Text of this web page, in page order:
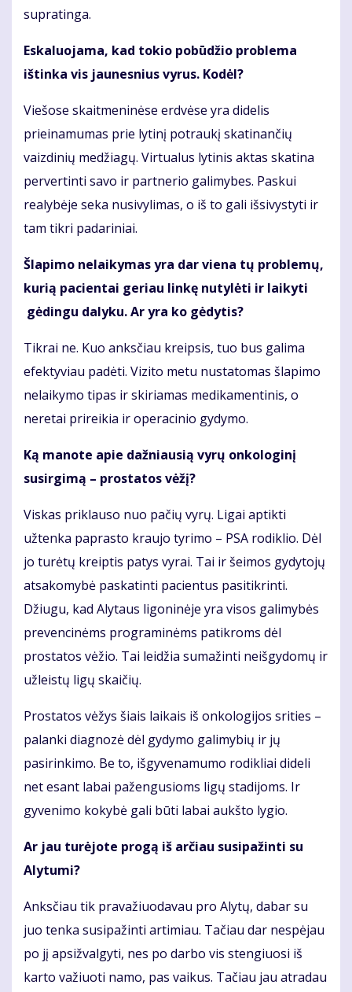
supratinga.
Eskaluojama, kad tokio pobūdžio problema
ištinka vis jaunesnius vyrus. Kodėl?
Viešose skaitmeninėse erdvėse yra didelis
prieinamumas prie lytinį potraukį skatinančių
vaizdinių medžiagų. Virtualus lytinis aktas skatina
pervertinti savo ir partnerio galimybes. Paskui
realybėje seka nusivylimas, o iš to gali išsivystyti ir
tam tikri padariniai.
Šlapimo nelaikymas yra dar viena tų problemų,
kurią pacientai geriau linkę nutylėti ir laikyti
gėdingu dalyku. Ar yra ko gėdytis?
Tikrai ne. Kuo anksčiau kreipsis, tuo bus galima
efektyviau padėti. Vizito metu nustatomas šlapimo
nelaikymo tipas ir skiriamas medikamentinis, o
neretai prireikia ir operacinio gydymo.
Ką manote apie dažniausią vyrų onkologinį
susirgimą – prostatos vėžį?
Viskas priklauso nuo pačių vyrų. Ligai aptikti
užtenka paprasto kraujo tyrimo – PSA rodiklio. Dėl
jo turėtų kreiptis patys vyrai. Tai ir šeimos gydytojų
atsakomybė paskatinti pacientus pasitikrinti.
Džiugu, kad Alytaus ligoninėje yra visos galimybės
prevencinėms programinėms patikroms dėl
prostatos vėžio. Tai leidžia sumažinti neišgydomų ir
užleistų ligų skaičių.
Prostatos vėžys šiais laikais iš onkologijos srities –
palanki diagnozė dėl gydymo galimybių ir jų
pasirinkimo. Be to, išgyvenamumo rodikliai dideli
net esant labai pažengusioms ligų stadijoms. Ir
gyvenimo kokybė gali būti labai aukšto lygio.
Ar jau turėjote progą iš arčiau susipažinti su
Alytumi?
Anksčiau tik pravažiuodavau pro Alytų, dabar su
juo tenka susipažinti artimiau. Tačiau dar nespėjau
po jį apsižvalgyti, nes po darbo vis stengiuosi iš
karto važiuoti namo, pas vaikus. Tačiau jau atradau